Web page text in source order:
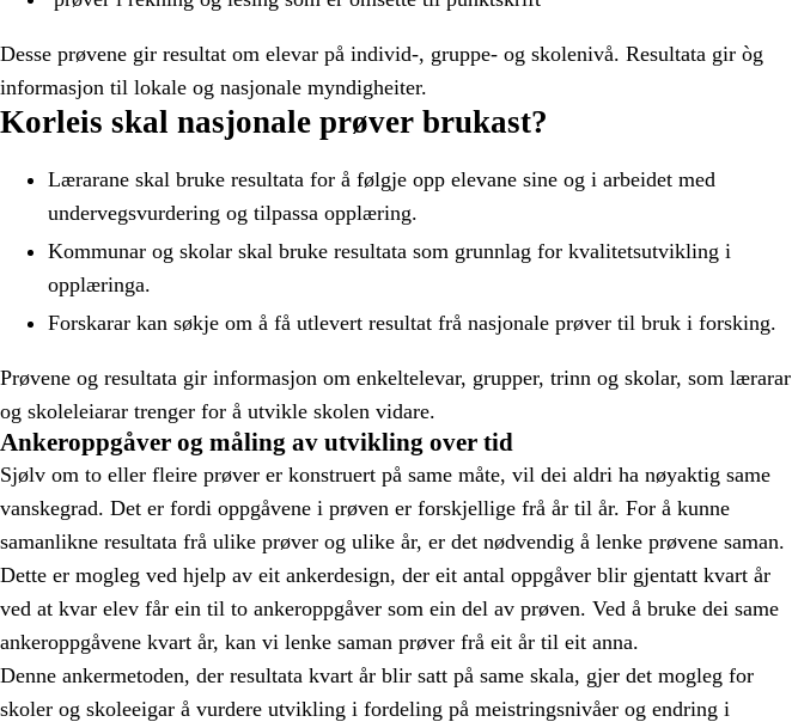
Desse prøvene gir resultat om elevar på individ-, gruppe- og skolenivå. Resultata gir òg
informasjon til lokale og nasjonale myndigheiter.
Korleis skal nasjonale prøver brukast?
Lærarane skal bruke resultata for å følgje opp elevane sine og i arbeidet med
undervegsvurdering og tilpassa opplæring.
Kommunar og skolar skal bruke resultata som grunnlag for kvalitetsutvikling i
opplæringa.
Forskarar kan søkje om å få utlevert resultat frå nasjonale prøver til bruk i forsking.
Prøvene og resultata gir informasjon om enkeltelevar, grupper, trinn og skolar, som lærarar
og skoleleiarar trenger for å utvikle skolen vidare.
Ankeroppgåver og måling av utvikling over tid
Sjølv om to eller fleire prøver er konstruert på same måte, vil dei aldri ha nøyaktig same
vanskegrad. Det er fordi oppgåvene i prøven er forskjellige frå år til år. For å kunne
samanlikne resultata frå ulike prøver og ulike år, er det nødvendig å lenke prøvene saman.
Dette er mogleg ved hjelp av eit ankerdesign, der eit antal oppgåver blir gjentatt kvart år
ved at kvar elev får ein til to ankeroppgåver som ein del av prøven. Ved å bruke dei same
ankeroppgåvene kvart år, kan vi lenke saman prøver frå eit år til eit anna.
Denne ankermetoden, der resultata kvart år blir satt på same skala, gjer det mogleg for
skoler og skoleeigar å vurdere utvikling i fordeling på meistringsnivåer og endring i